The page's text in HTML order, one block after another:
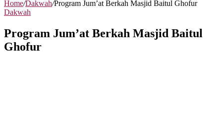
Home/Dakwah/Program Jum’at Berkah Masjid Baitul Ghofur
Dakwah
Program Jum’at Berkah Masjid Baitul
Ghofur